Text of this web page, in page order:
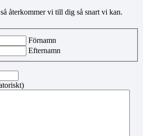
återkommer vi till dig så snart vi kan.
Förnamn
Efternamn